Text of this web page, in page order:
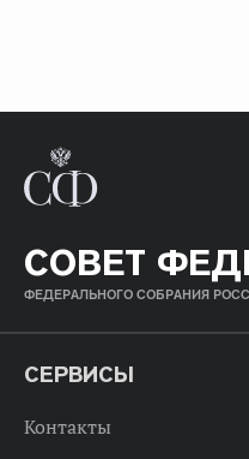
СОВЕТ
ФЕДЕРАЛЬНОГО СОБРАНИЯ
СЕРВИСЫ
Контакты